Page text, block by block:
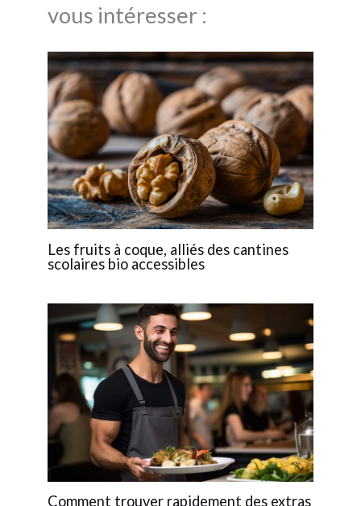
vous intéresser :
Les fruits à coque, alliés des cantines
scolaires bio accessibles
Comment trouver rapidement des extras